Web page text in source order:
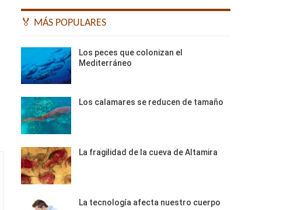
🏅 MÁS POPULARES
Los peces que colonizan el
Mediterráneo
Los calamares se reducen de tamaño
La fragilidad de la cueva de Altamira
La tecnología afecta nuestro cuerpo